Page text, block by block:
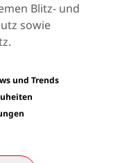
Blitz- und
sowie
und Trends